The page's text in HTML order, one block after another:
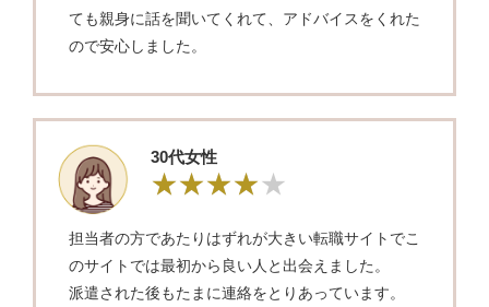
ても親身に話を聞いてくれて、アドバイスをくれた
ので安心しました。
30代女性
担当者の方であたりはずれが大きい転職サイトでこ
のサイトでは最初から良い人と出会えました。
派遣された後もたまに連絡をとりあっています。